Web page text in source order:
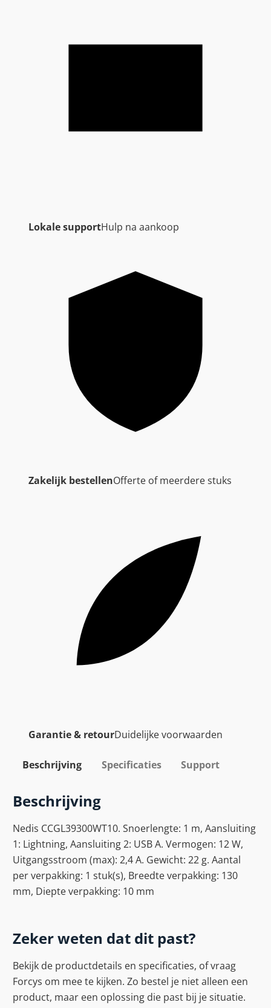
Lokale supportHulp na aankoop
Zakelijk bestellenOfferte of meerdere stuks
Garantie & retourDuidelijke voorwaarden
Beschrijving Specificaties Support
Beschrijving
Nedis CCGL39300WT10. Snoerlengte: 1 m, Aansluiting
1: Lightning, Aansluiting 2: USB A. Vermogen: 12 W,
Uitgangsstroom (max): 2,4 A. Gewicht: 22 g. Aantal
per verpakking: 1 stuk(s), Breedte verpakking: 130
mm, Diepte verpakking: 10 mm
Zeker weten dat dit past?
Bekijk de productdetails en specificaties, of vraag
Forcys om mee te kijken. Zo bestel je niet alleen een
product, maar een oplossing die past bij je situatie.